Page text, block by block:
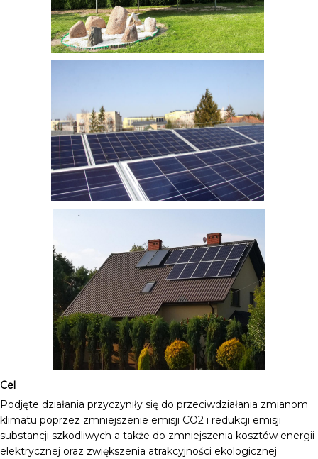
Cel
Podjęte działania przyczyniły się do przeciwdziałania zmianom
klimatu poprzez zmniejszenie emisji CO2 i redukcji emisji
substancji szkodliwych a także do zmniejszenia kosztów energii
elektrycznej oraz zwiększenia atrakcyjności ekologicznej